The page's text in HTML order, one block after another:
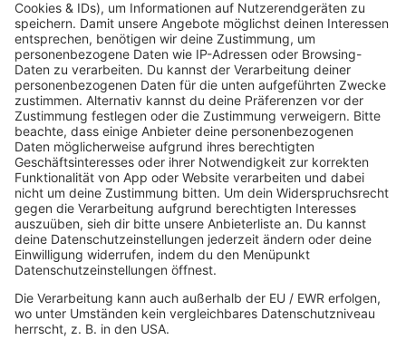
80s80s BOWIE
80s80s BREAKDANCE
80s80s DANCE
80s80s DARK WAVE
80s80s DEPECHE MODE
80s80s DEUTSCH
80s80s DINNERPARTY
80s80s EBM
80s80s FREESTYLE
80s80s FUNK & SOUL
80s80s HIPHOP
80s80s IN THE MIX
80s80s ITALO DISCO
80s80s ITALO DISCO IN THE MIX
80s80s JACKSON
80s80s LIVE